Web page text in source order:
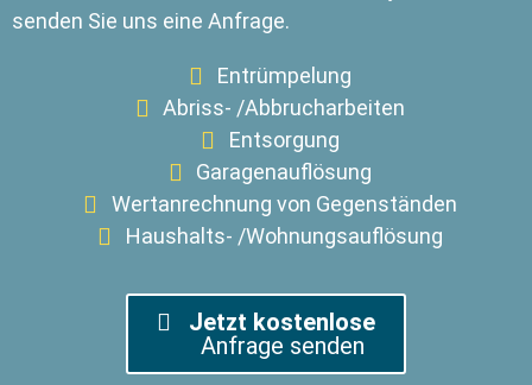
senden Sie uns eine Anfrage.
Entrümpelung
Abriss- /Abbrucharbeiten
Entsorgung
Garagenauflösung
Wertanrechnung von Gegenständen
Haushalts- /Wohnungsauflösung
Jetzt kostenlose
Anfrage senden